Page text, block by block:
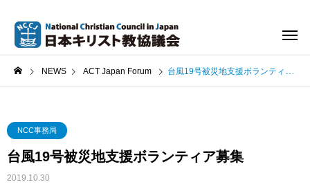
NEWS ACT Japan Forum 台風19号被災地支援ボランティア募集
NCC事務局
台風19号被災地支援ボランティア募集
2019.10.30